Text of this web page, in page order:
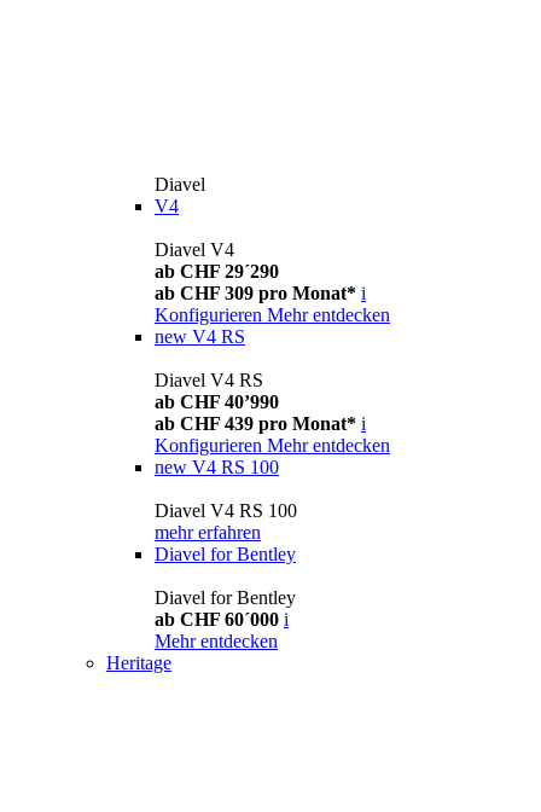
Diavel
V4
Diavel V4
ab CHF 29´290
ab CHF 309 pro Monat* i
Konfigurieren Mehr entdecken
new V4 RS
Diavel V4 RS
ab CHF 40’990
ab CHF 439 pro Monat* i
Konfigurieren Mehr entdecken
new V4 RS 100
Diavel V4 RS 100
mehr erfahren
Diavel for Bentley
Diavel for Bentley
ab CHF 60´000 i
Mehr entdecken
Heritage